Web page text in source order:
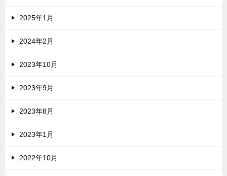
2025年1月
2024年2月
2023年10月
2023年9月
2023年8月
2023年1月
2022年10月